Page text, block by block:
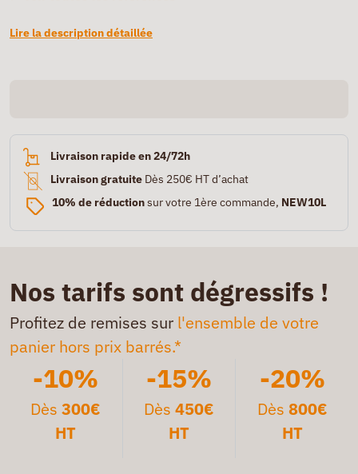
Lire la description détaillée
Livraison rapide en 24/72h
Livraison gratuite Dès 250€ HT d’achat
10% de réductionsur votre 1ère commande, NEW10L
Nos tarifs sont dégressifs !
Profitez de remises sur l'ensemble de votre
panier hors prix barrés.*
-10%
Dès300€
HT
-15%
Dès 450€
HT
-20%
Dès 800€
HT